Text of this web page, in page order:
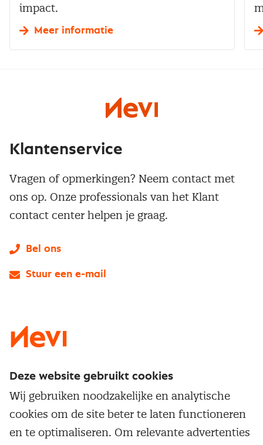
impact.
Meer informatie
Service & contact
Over inkoop
Populaire thema's
Aanbesteden
Klantenservice
Vragen of opmerkingen? Neem contact met
ons op. Onze professionals van het Klant
contact center helpen je graag.
Bel ons
Stuur een e-mail
Deze website gebruikt cookies
Wij gebruiken noodzakelijke en analytische
cookies om de site beter te laten functioneren
en te optimaliseren. Om relevante advertenties